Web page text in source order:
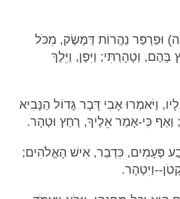
וּפַרְפַּר נַהֲרוֹת דַּמֶּשֶׂק, מִכֹּל
וְטָהָרְתִּי; וַיִּפֶן, וַיֵּלֶךְ
וַיֹּאמְרוּ אָבִי דָּבָר גָּדוֹל הַנָּבִיא
כִּי-אָמַר אֵלֶיךָ, רְחַץ וּטְהָר.
פְּעָמִים, כִּדְבַר, אִישׁ הָאֱלֹהִים;
וַיִּטְהָר.